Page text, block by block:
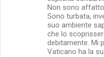
Non sono
Sono turbata,
suo ambiente
che lo
debitamente. Mi
Vaticano ha la